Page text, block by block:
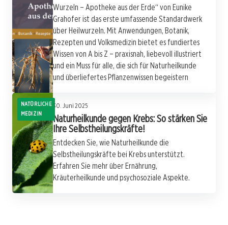
Wurzeln – Apotheke aus der Erde“ von Eunike
Grahofer ist das erste umfassende Standardwerk
über Heilwurzeln. Mit Anwendungen, Botanik,
Rezepten und Volksmedizin bietet es fundiertes
Wissen von A bis Z – praxisnah, liebevoll illustriert
und ein Muss für alle, die sich für Naturheilkunde
und überliefertes Pflanzenwissen begeistern
NATÜRLICHE
MEDIZIN
30. Juni 2025
Naturheilkunde gegen Krebs: So stärken Sie
Ihre Selbstheilungskräfte!
Entdecken Sie, wie Naturheilkunde die
Selbstheilungskräfte bei Krebs unterstützt.
Erfahren Sie mehr über Ernährung,
Kräuterheilkunde und psychosoziale Aspekte.
09. Januar 2025
Indiens Alte Heilkunst: Alternative Wege zum
09. Januar 2025
09. Januar 2025